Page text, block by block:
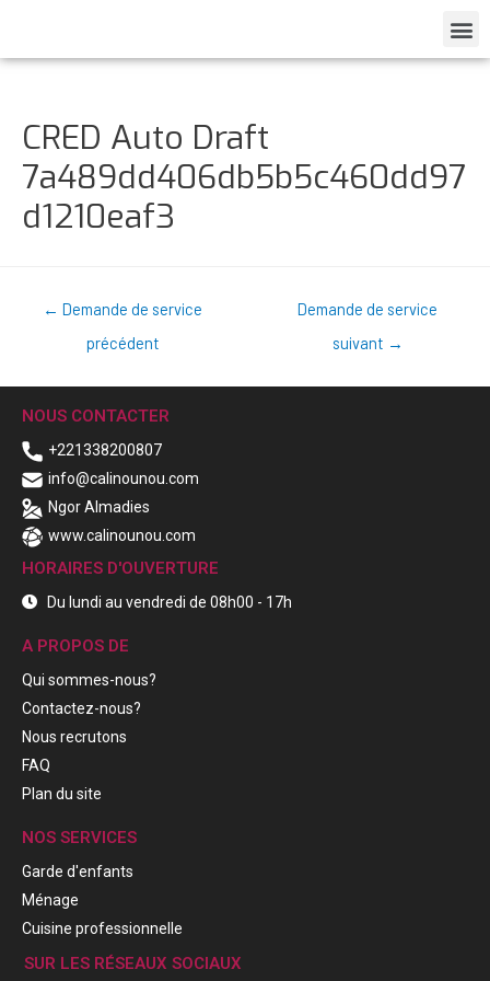
CRED Auto Draft
7a489dd406db5b5c460dd97
d1210eaf3
← Demande de service
précédent
Demande de service
suivant →
NOUS CONTACTER
+221338200807
info@calinounou.com
Ngor Almadies
www.calinounou.com
HORAIRES D'OUVERTURE
Du lundi au vendredi de 08h00 - 17h
A PROPOS DE
Qui sommes-nous?
Contactez-nous?
Nous recrutons
FAQ
Plan du site
NOS SERVICES
Garde d'enfants
Ménage
Cuisine professionnelle
SUR LES RÉSEAUX SOCIAUX